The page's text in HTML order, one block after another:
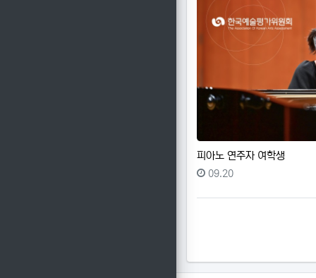
피아노 연주자 여학생
등록일
09.20